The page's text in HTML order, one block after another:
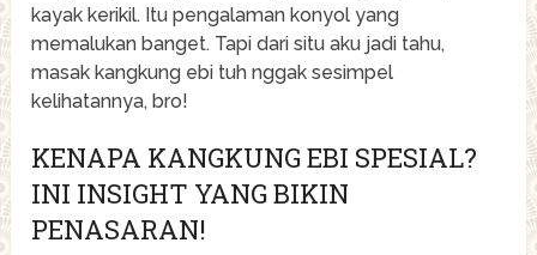
kayak kerikil. Itu pengalaman konyol yang
memalukan banget. Tapi dari situ aku jadi tahu,
masak kangkung ebi tuh nggak sesimpel
kelihatannya, bro!
KENAPA KANGKUNG EBI SPESIAL?
INI INSIGHT YANG BIKIN
PENASARAN!